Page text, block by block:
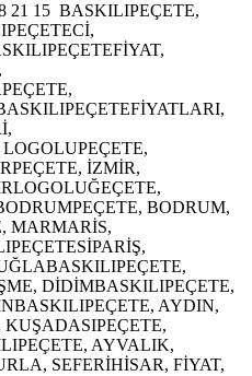
21 15 BASKILIPEÇETE,
İZMİR,
BODRUM,
MARMARİS,
DİDİMBASKILIPEÇETE,
AYDIN,
AYVALIK,
SEFERİHİSAR, FİYAT,